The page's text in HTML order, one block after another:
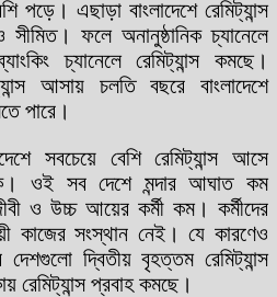
পড়ে। এছাড়া বাংলাদেশে রেমিট্যান্স
সীমিত। ফলে অনানুষ্ঠানিক চ্যানেলে
চ্যানেলে রেমিট্যান্স কমছে।
আসায় চলতি বছরে বাংলাদেশে
পারে।
সবচেয়ে বেশি রেমিট্যান্স আসে
ওই সব দেশে মন্দার আঘাত কম
ও উচ্চ আয়ের কর্মী কম। কর্মীদের
কাজের সংস্থান নেই। যে কারণেও
দ্বিতীয় বৃহত্তম রেমিট্যান্স
রেমিট্যান্স প্রবাহ কমছে।